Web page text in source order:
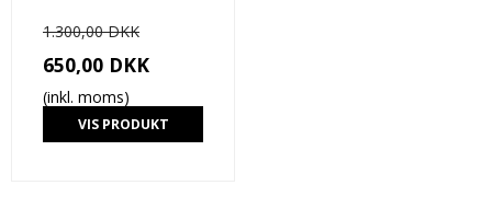
1.300,00 DKK
650,00 DKK
(inkl. moms)
VIS PRODUKT